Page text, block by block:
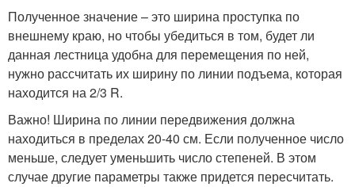
Полученное значение – это ширина проступка по
внешнему краю, но чтобы убедиться в том, будет ли
данная лестница удобна для перемещения по ней,
нужно рассчитать их ширину по линии подъема, которая
находится на 2/3 R.
Важно! Ширина по линии передвижения должна
находиться в пределах 20-40 см. Если полученное число
меньше, следует уменьшить число степеней. В этом
случае другие параметры также придется пересчитать.